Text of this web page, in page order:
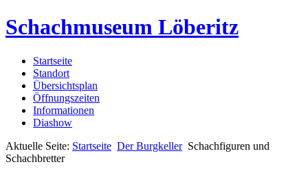
Schachmuseum Löberitz
Startseite
Standort
Übersichtsplan
Öffnungszeiten
Informationen
Diashow
Aktuelle Seite: Startseite Der Burgkeller Schachfiguren und
Schachbretter